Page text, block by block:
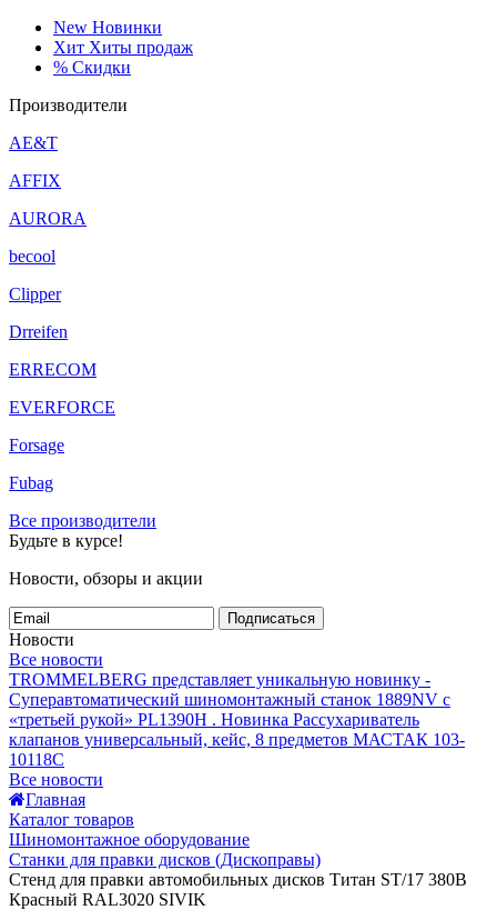
New Новинки
Хит Хиты продаж
% Скидки
Производители
AE&T
AFFIX
AURORA
becool
Clipper
Drreifen
ERRECOM
EVERFORCE
Forsage
Fubag
Все производители
Будьте в курсе!
Новости, обзоры и акции
Подписаться
Новости
Все новости
TROMMELBERG представляет уникальную новинку -
Суперавтоматический шиномонтажный станок 1889NV с
«третьей рукой» PL1390H . Новинка Рассухариватель
клапанов универсальный, кейс, 8 предметов МАСТАК 103-
10118C
Все новости
Главная
Каталог товаров
Шиномонтажное оборудование
Станки для правки дисков (Дископравы)
Стенд для правки автомобильных дисков Титан ST/17 380В
Красный RAL3020 SIVIK